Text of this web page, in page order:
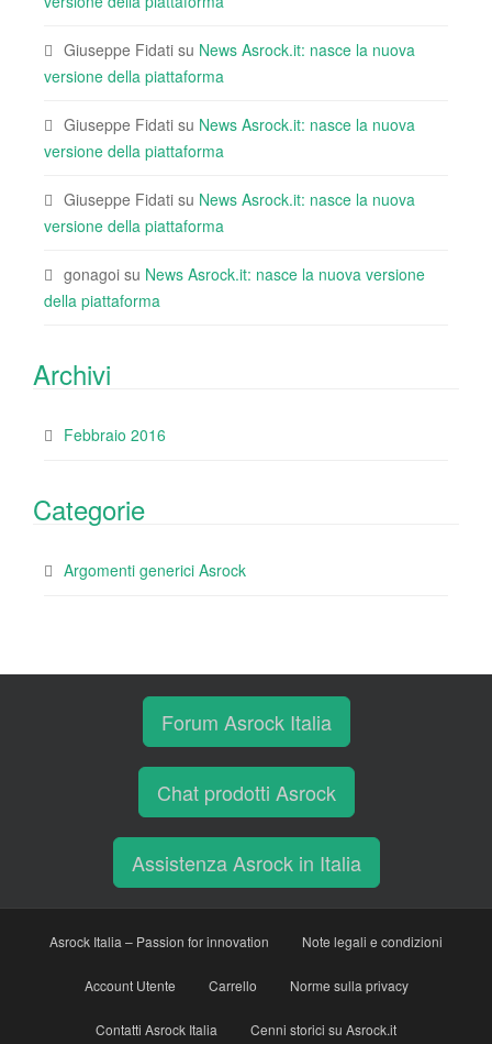
Giuseppe Fidati su News Asrock.it: nasce la nuova
versione della piattaforma
Giuseppe Fidati su News Asrock.it: nasce la nuova
versione della piattaforma
Giuseppe Fidati su News Asrock.it: nasce la nuova
versione della piattaforma
gonagoi su News Asrock.it: nasce la nuova versione
della piattaforma
Archivi
Febbraio 2016
Categorie
Argomenti generici Asrock
Forum Asrock Italia
Chat prodotti Asrock
Assistenza Asrock in Italia
Asrock Italia – Passion for innovation Note legali e condizioni
Account Utente Carrello Norme sulla privacy
Contatti Asrock Italia Cenni storici su Asrock.it